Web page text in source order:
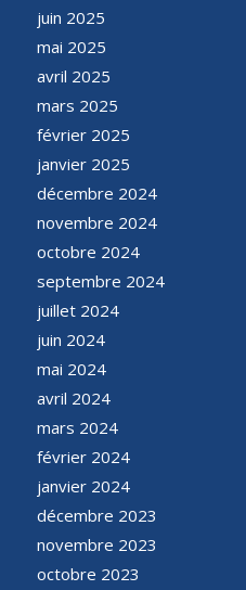
juin 2025
mai 2025
avril 2025
mars 2025
février 2025
janvier 2025
décembre 2024
novembre 2024
octobre 2024
septembre 2024
juillet 2024
juin 2024
mai 2024
avril 2024
mars 2024
février 2024
janvier 2024
décembre 2023
novembre 2023
octobre 2023